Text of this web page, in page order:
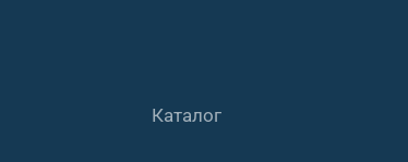
Каталог